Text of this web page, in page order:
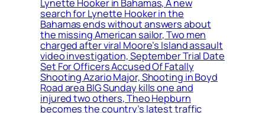
Lynette Hooker in Bahamas, A new
search for Lynette Hooker in the
Bahamas ends without answers about
the missing American sailor, Two men
charged after viral Moore’s Island assault
video investigation, September Trial Date
Set For Officers Accused Of Fatally
Shooting Azario Major, Shooting in Boyd
Road area BIG Sunday kills one and
injured two others, Theo Hepburn
becomes the country’s latest traffic